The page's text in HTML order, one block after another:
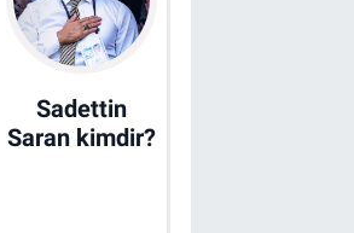
Sadettin
Saran kimdir?